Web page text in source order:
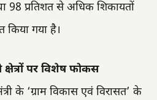
98 प्रतिशत से अधिक शिकायतों
किया गया है।
पर विशेष फोकस
के ‘ग्राम विकास एवं विरासत’ के